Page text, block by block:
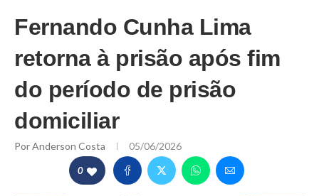
Fernando Cunha Lima
retorna à prisão após fim
do período de prisão
domiciliar
PorAnderson Costa 05/06/2026
0